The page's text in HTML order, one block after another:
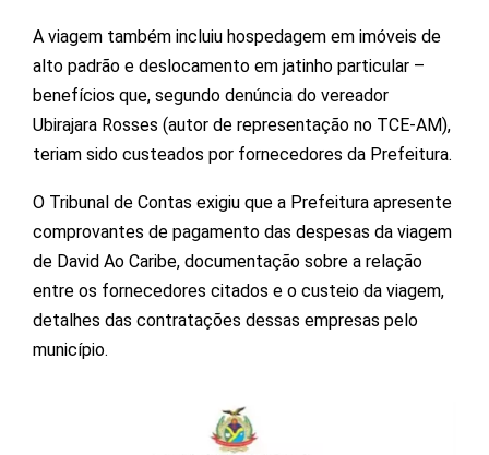
A viagem também incluiu hospedagem em imóveis de
alto padrão e deslocamento em jatinho particular –
benefícios que, segundo denúncia do vereador
Ubirajara Rosses (autor de representação no TCE-AM),
teriam sido custeados por fornecedores da Prefeitura.
O Tribunal de Contas exigiu que a Prefeitura apresente
comprovantes de pagamento das despesas da viagem
de David Ao Caribe, documentação sobre a relação
entre os fornecedores citados e o custeio da viagem,
detalhes das contratações dessas empresas pelo
município.